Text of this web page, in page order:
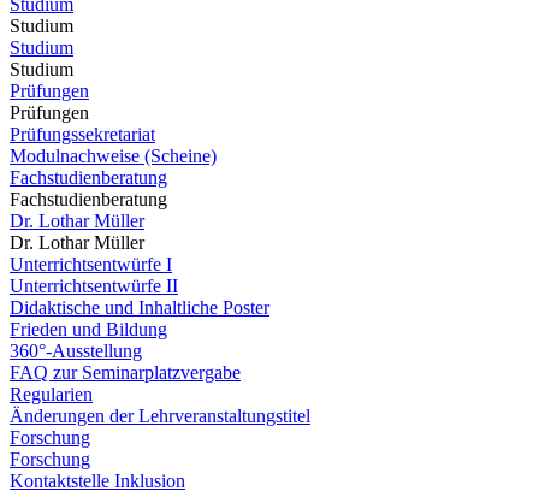
Studium
Studium
Studium
Studium
Prüfungen
Prüfungen
Prüfungssekretariat
Modulnachweise (Scheine)
Fachstudienberatung
Fachstudienberatung
Dr. Lothar Müller
Dr. Lothar Müller
Unterrichtsentwürfe I
Unterrichtsentwürfe II
Didaktische und Inhaltliche Poster
Frieden und Bildung
360°-Ausstellung
FAQ zur Seminarplatzvergabe
Regularien
Änderungen der Lehrveranstaltungstitel
Forschung
Forschung
Kontaktstelle Inklusion